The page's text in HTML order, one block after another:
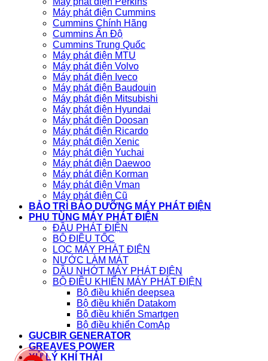
Máy phát điện Cummins
Cummins Chính Hãng
Cummins Ấn Độ
Cummins Trung Quốc
Máy phát điện MTU
Máy phát điện Volvo
Máy phát điện Iveco
Máy phát điện Baudouin
Máy phát điện Mitsubishi
Máy phát điện Hyundai
Máy phát điện Doosan
Máy phát điện Ricardo
Máy phát điện Xenic
Máy phát điện Yuchai
Máy phát điện Daewoo
Máy phát điện Korman
Máy phát điện Vman
Máy phát điện Cũ
BẢO TRÌ BẢO DƯỠNG MÁY PHÁT ĐIỆN
PHỤ TÙNG MÁY PHÁT ĐIỆN
ĐẦU PHÁT ĐIỆN
BỘ ĐIỀU TỐC
LỌC MÁY PHÁT ĐIỆN
NƯỚC LÀM MÁT
DẦU NHỚT MÁY PHÁT ĐIỆN
BỘ ĐIỀU KHIỂN MÁY PHÁT ĐIỆN
Bộ điều khiển deepsea
Bộ điều khiển Datakom
Bộ điều khiển Smartgen
Bộ điều khiển ComAp
GUCBIR GENERATOR
GREAVES POWER
XỬ LÝ KHÍ THẢI